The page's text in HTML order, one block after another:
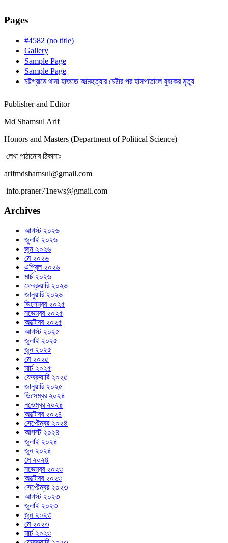
Pages
#4582 (no title)
Gallery
Sample Page
Sample Page
চট্টগ্রামে থানা হাজতে আত্মহত্যার চেষ্টার পর হাসপাতালে যুবকের মৃত্যু
Publisher and Editor
Md Shamsul Arif
Honors and Masters (Department of Political Science)
লেখা পাঠানোর ঠিকানাঃ
arifmdshamsul@gmail.com
info.praner71news@gmail.com
Archives
আগস্ট ২০২৬
জুলাই ২০২৬
জুন ২০২৬
মে ২০২৬
এপ্রিল ২০২৬
মার্চ ২০২৬
ফেব্রুয়ারি ২০২৬
জানুয়ারি ২০২৬
ডিসেম্বর ২০২৫
নভেম্বর ২০২৫
অক্টোবর ২০২৫
আগস্ট ২০২৫
জুলাই ২০২৫
জুন ২০২৫
মে ২০২৫
মার্চ ২০২৫
ফেব্রুয়ারি ২০২৫
জানুয়ারি ২০২৫
ডিসেম্বর ২০২৪
নভেম্বর ২০২৪
অক্টোবর ২০২৪
সেপ্টেম্বর ২০২৪
আগস্ট ২০২৪
জুলাই ২০২৪
জুন ২০২৪
মে ২০২৪
নভেম্বর ২০২৩
অক্টোবর ২০২৩
সেপ্টেম্বর ২০২৩
আগস্ট ২০২৩
জুলাই ২০২৩
জুন ২০২৩
মে ২০২৩
মার্চ ২০২৩